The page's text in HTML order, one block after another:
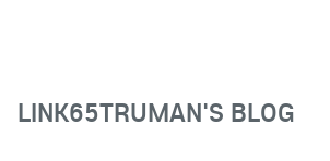
LINK65TRUMAN'S BLOG